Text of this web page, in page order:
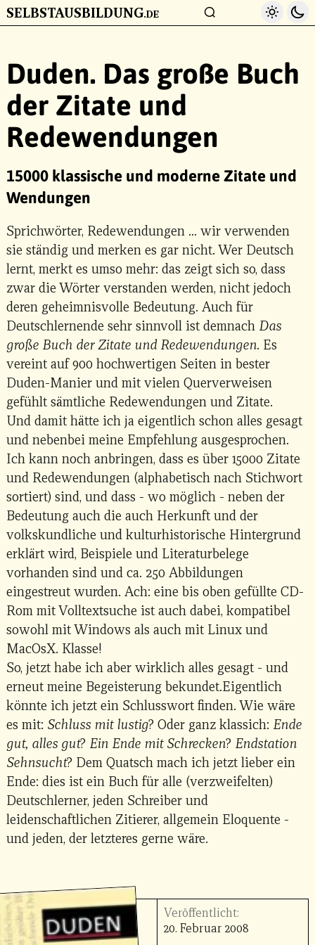
ZUM HAUPTINHALT
SELBSTAUSBILDUNG.DE Light
Duden. Das große Buch
der Zitate und
Redewendungen
15000 klassische und moderne Zitate und
Wendungen
Sprichwörter, Redewendungen ... wir verwenden
sie ständig und merken es gar nicht. Wer Deutsch
lernt, merkt es umso mehr: das zeigt sich so, dass
zwar die Wörter verstanden werden, nicht jedoch
deren geheimnisvolle Bedeutung. Auch für
Deutschlernende sehr sinnvoll ist demnach Das
große Buch der Zitate und Redewendungen. Es
vereint auf 900 hochwertigen Seiten in bester
Duden-Manier und mit vielen Querverweisen
gefühlt sämtliche Redewendungen und Zitate.
Und damit hätte ich ja eigentlich schon alles gesagt
und nebenbei meine Empfehlung ausgesprochen.
Ich kann noch anbringen, dass es über 15000 Zitate
und Redewendungen (alphabetisch nach Stichwort
sortiert) sind, und dass - wo möglich - neben der
Bedeutung auch die auch Herkunft und der
volkskundliche und kulturhistorische Hintergrund
erklärt wird, Beispiele und Literaturbelege
vorhanden sind und ca. 250 Abbildungen
eingestreut wurden. Ach: eine bis oben gefüllte CD-
Rom mit Volltextsuche ist auch dabei, kompatibel
sowohl mit Windows als auch mit Linux und
MacOsX. Klasse!
So, jetzt habe ich aber wirklich alles gesagt - und
erneut meine Begeisterung bekundet.Eigentlich
könnte ich jetzt ein Schlusswort finden. Wie wäre
es mit: Schluss mit lustig? Oder ganz klassich: Ende
gut, alles gut? Ein Ende mit Schrecken? Endstation
Sehnsucht? Dem Quatsch mach ich jetzt lieber ein
Ende: dies ist ein Buch für alle (verzweifelten)
Deutschlerner, jeden Schreiber und
leidenschaftlichen Zitierer, allgemein Eloquente -
und jeden, der letzteres gerne wäre.
Veröffentlicht:
20. Februar 2008